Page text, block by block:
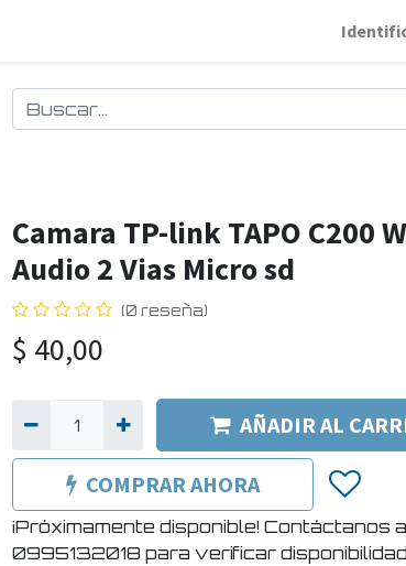
Camara TP-link TAPO C200
Audio 2 Vias Micro sd
(0 reseña)
$ 40,00
AÑADIR AL
COMPRAR AHORA
¡Próximamente disponible! Contáctanos
0995132018 para verificar